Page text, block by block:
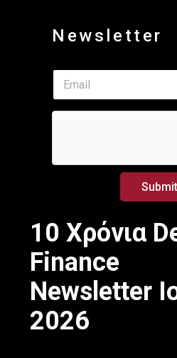
Newsletter
a
i
l
E
a
i
Submit
10 Χρόνια
Finance
Newsletter
2026